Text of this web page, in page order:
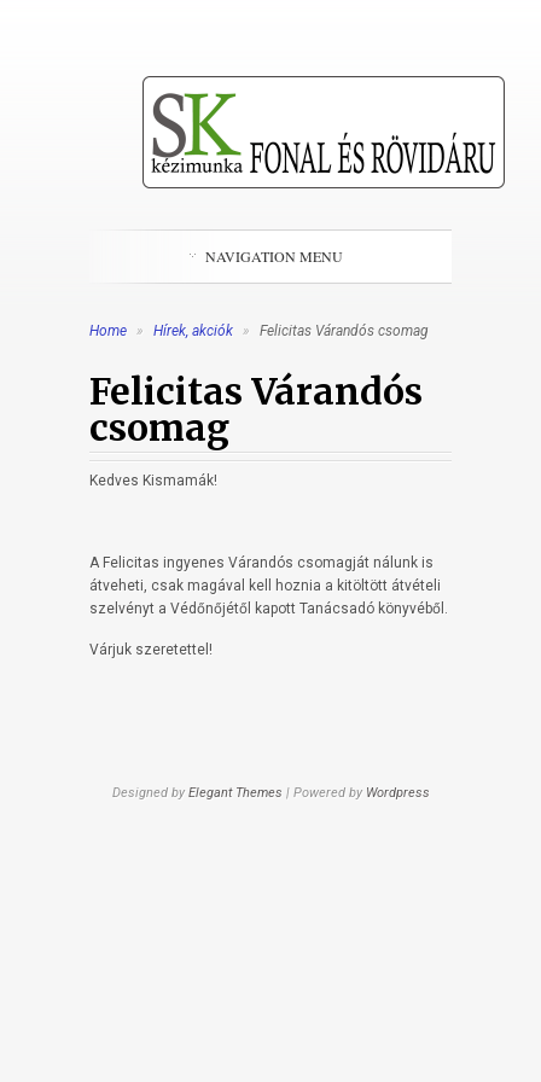
NAVIGATION MENU
Home » Hírek, akciók » Felicitas Várandós csomag
Felicitas Várandós
csomag
Kedves Kismamák!
A Felicitas ingyenes Várandós csomagját nálunk is
átveheti, csak magával kell hoznia a kitöltött átvételi
szelvényt a Védőnőjétől kapott Tanácsadó könyvéből.
Várjuk szeretettel!
Designed by Elegant Themes | Powered by Wordpress